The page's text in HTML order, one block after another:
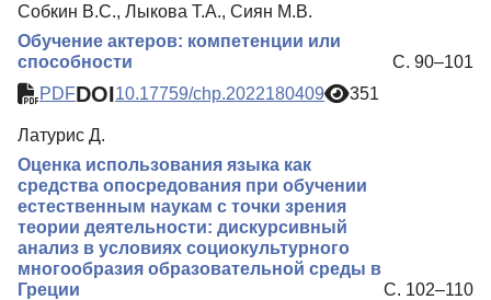
Собкин В.С., Лыкова Т.А., Сиян М.В.
Обучение актеров: компетенции или
способности
С. 90–101
PDFDOI10.17759/chp.2022180409 351
Латурис Д.
Оценка использования языка как
средства опосредования при обучении
естественным наукам с точки зрения
теории деятельности: дискурсивный
анализ в условиях социокультурного
многообразия образовательной среды в
Греции
С. 102–110